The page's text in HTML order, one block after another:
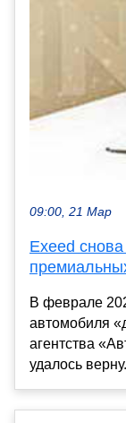
09:00, 21 Мар
Exeed
В феврале
автомобиля
агентства
удалось